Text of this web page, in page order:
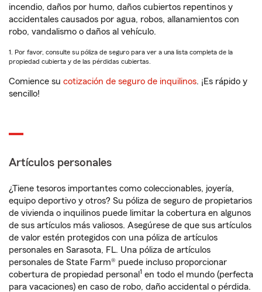
incendio, daños por humo, daños cubiertos repentinos y
accidentales causados por agua, robos, allanamientos con
robo, vandalismo o daños al vehículo.
1. Por favor, consulte su póliza de seguro para ver a una lista completa de la
propiedad cubierta y de las pérdidas cubiertas.
Comience su cotización de seguro de inquilinos. ¡Es rápido y
sencillo!
Artículos personales
¿Tiene tesoros importantes como coleccionables, joyería,
equipo deportivo y otros? Su póliza de seguro de propietarios
de vivienda o inquilinos puede limitar la cobertura en algunos
de sus artículos más valiosos. Asegúrese de que sus artículos
de valor estén protegidos con una póliza de artículos
personales en Sarasota, FL. Una póliza de artículos
personales de State Farm® puede incluso proporcionar
cobertura de propiedad personal 1 en todo el mundo (perfecta
para vacaciones) en caso de robo, daño accidental o pérdida.